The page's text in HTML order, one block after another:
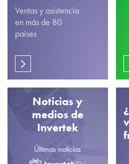
Ventas y asistencia
en más de 80
países
Noticias y
medios de
Invertek
Últimas noticias